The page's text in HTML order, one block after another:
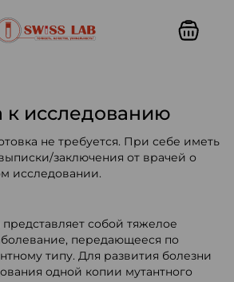
к исследованию
не требуется. При себе иметь
заключения от врачей о
исследовании.
представляет собой тяжелое
передающееся по
типу. Для развития болезни
одной копии мутантного